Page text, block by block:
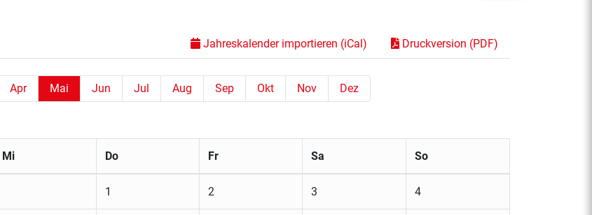
Jahreskalender importieren (iCal) Druckversion (PDF)
Apr Mai Jun Jul Aug Sep Okt Nov Dez
Mi Do Fr Sa So
1 2 3 4